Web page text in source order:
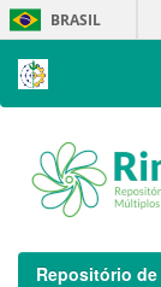
Skip
navigation
BRASIL
Repositório